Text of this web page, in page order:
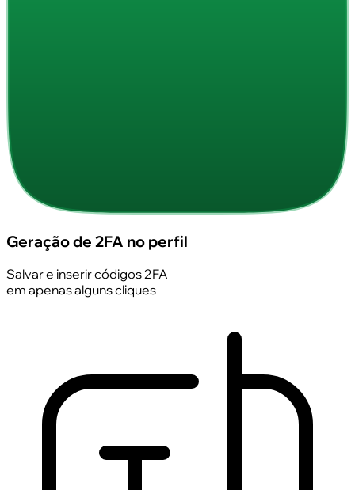
Geração de 2FA no perfil
Salvar e inserir códigos 2FA
em apenas alguns cliques